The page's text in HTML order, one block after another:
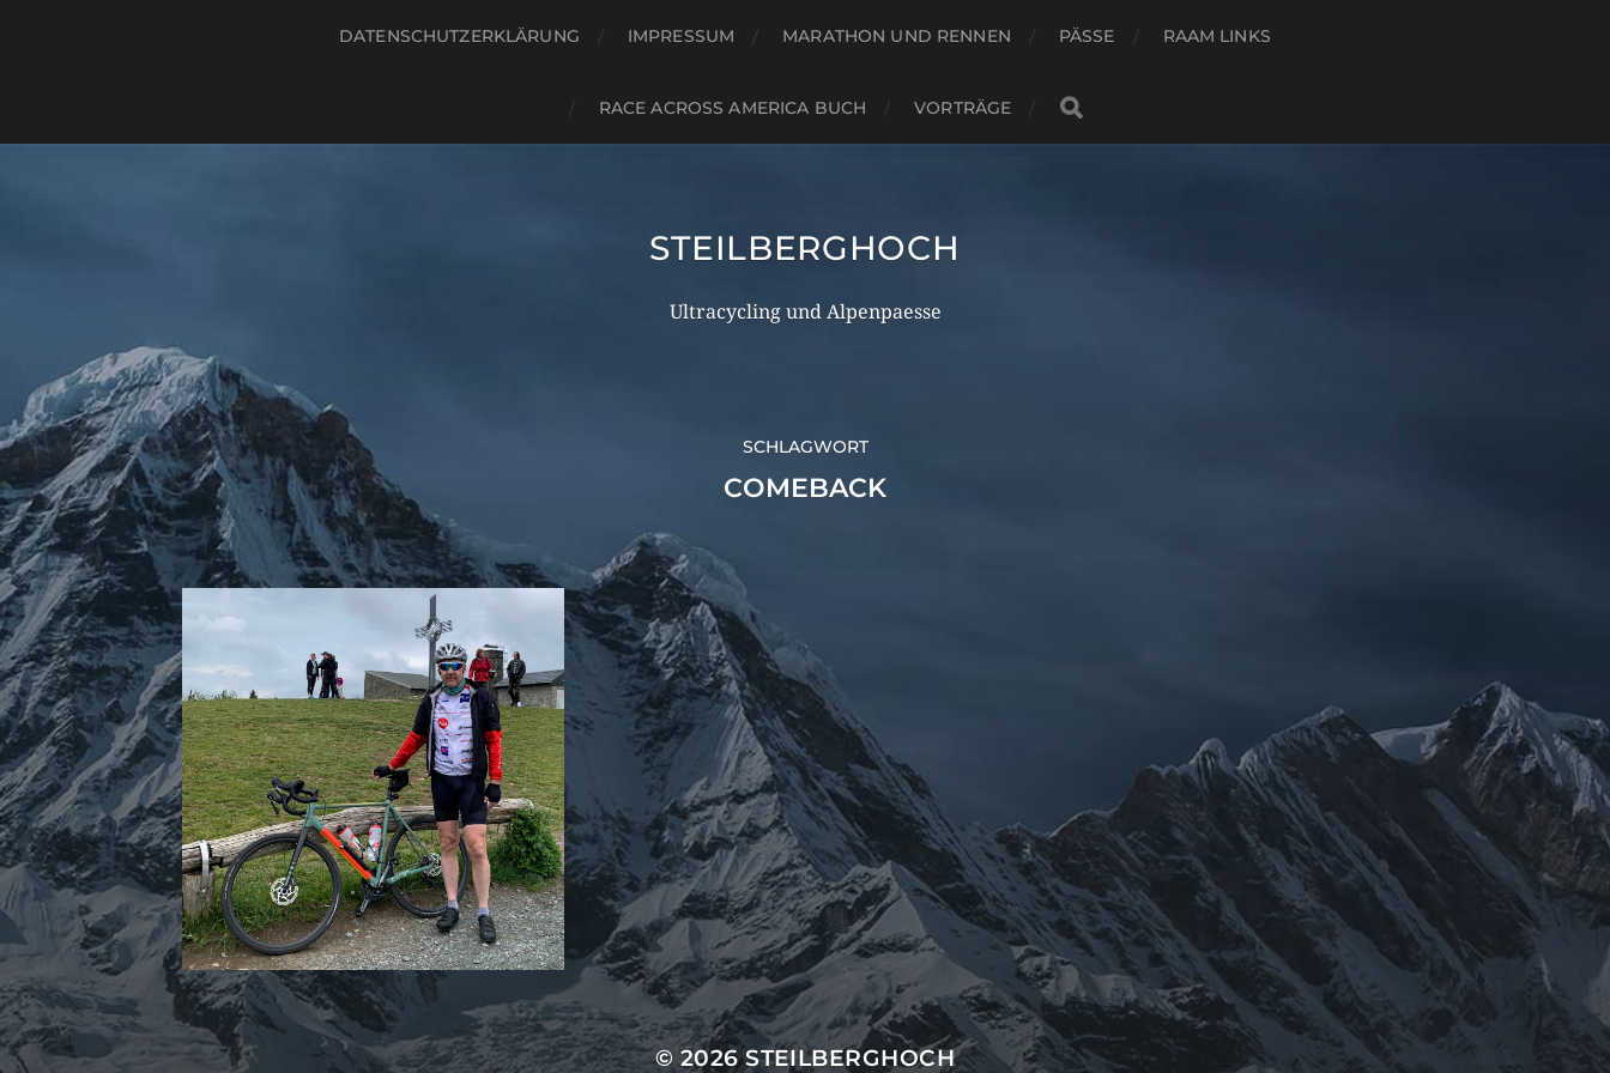
DATENSCHUTZERKLÄRUNG IMPRESSUM MARATHON UND RENNEN PÄSSE RAAM LINKS
RACE ACROSS AMERICA BUCH VORTRÄGE
STEILBERGHOCH
Ultracycling und Alpenpaesse
SCHLAGWORT
COMEBACK
© 2026STEILBERGHOCH